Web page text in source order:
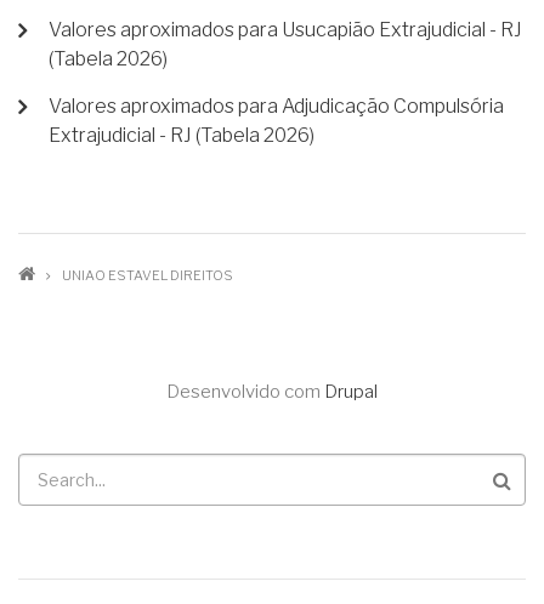
Valores aproximados para Usucapião Extrajudicial - RJ
(Tabela 2026)
Valores aproximados para Adjudicação Compulsória
Extrajudicial - RJ (Tabela 2026)
TRILHA
NAVEGAÇÃO
UNIAO ESTAVEL DIREITOS
Desenvolvido com Drupal